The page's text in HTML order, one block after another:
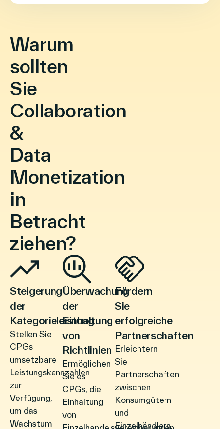
Warum
sollten
Sie
Collaboration​
&
Data
Monetization
in
Betracht
ziehen?
Steigerung
der
Kategorieleistung
Stellen Sie
CPGs
umsetzbare
Leistungskennzahlen
zur
Verfügung,
um das
Wachstum
Überwachung
der
Einhaltung
von
Richtlinien
Ermöglichen
Sie es
CPGs, die
Einhaltung
von
Fördern
Sie
erfolgreiche
Partnerschaften
Erleichtern
Sie
Partnerschaften
zwischen
Konsumgütern
und
Einzelhändlern,